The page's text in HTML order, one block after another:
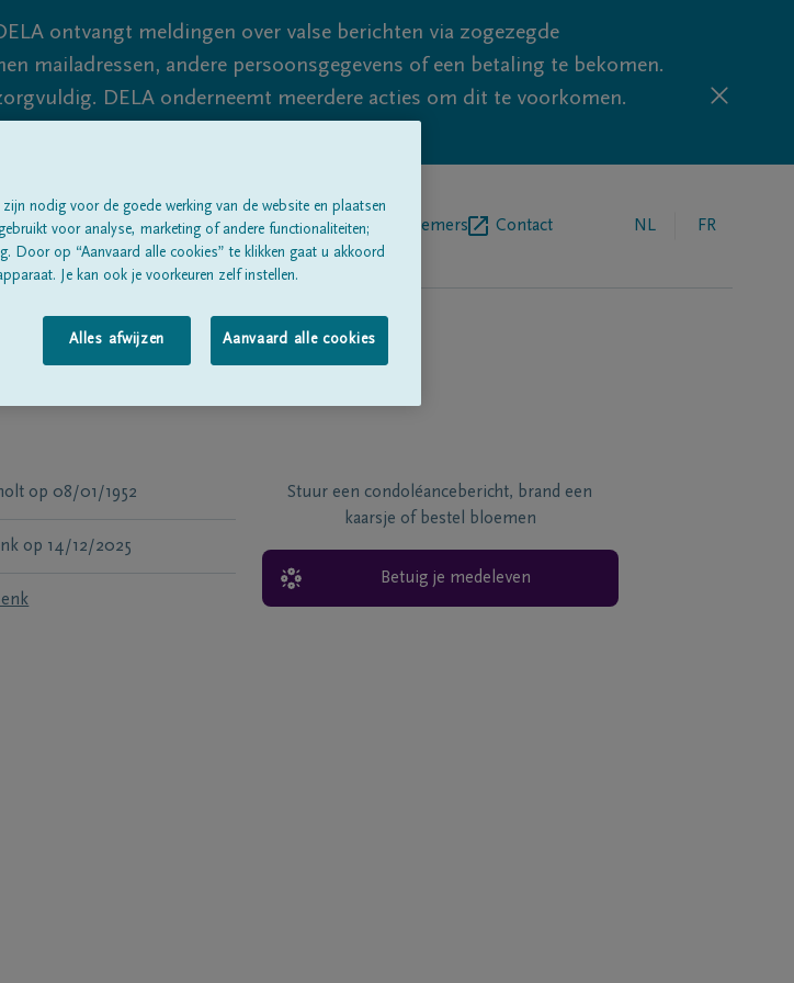
ontvangt meldingen over valse berichten via zogezegde
mailadressen, andere persoonsgegevens of een betaling te bekomen.
DELA onderneemt meerdere acties om dit te voorkomen.
dus blijf waakzaam.
Alle rouwberichtenOver onsBegrafenisondernemers Contact NL FR
op 08/01/1952
op 14/12/2025
Stuur een condoléancebericht, brand een
kaarsje of bestel bloemen
Betuig je medeleven
nodig voor de goede werking van de website en plaatsen
voor analyse, marketing of andere functionaliteiten;
Door op “Aanvaard alle cookies” te klikken gaat u akkoord
Je kan ook je voorkeuren zelf instellen.
Alles afwijzen Aanvaard alle cookies